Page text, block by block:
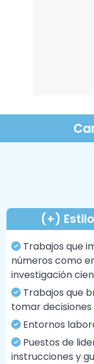
(+)
Trabajos que
números como
investigación
Trabajos que
tomar
Entornos
Puestos de
instrucciones y